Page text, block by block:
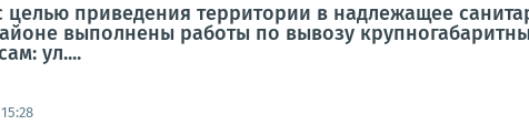
с целью приведения территории в надлежащее
выполнены работы по вывозу
ул....